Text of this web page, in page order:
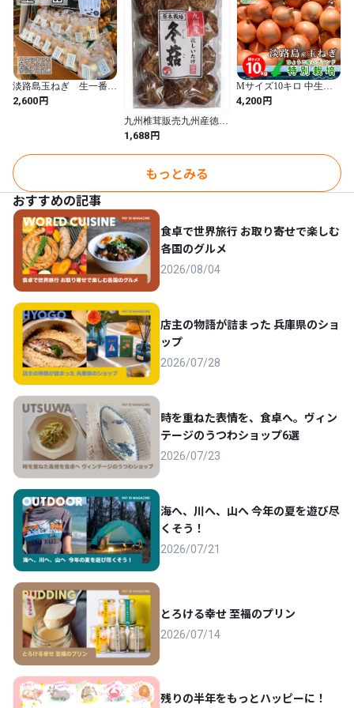
淡路島玉ねぎ 生一番
３kg 送料・税込み
2,600円
九州椎茸販売九州産徳用
どんこ椎茸 40g
1,688円
Mサイズ10キロ 中生品
種～晩生品種 淡路島た
まねぎ 特別栽培
4,200円
もっとみる
おすすめの記事
食卓で世界旅行 お取り寄せで楽しむ
各国のグルメ
2026/08/04
店主の物語が詰まった 兵庫県のショ
ップ
2026/07/28
時を重ねた表情を、食卓へ。ヴィン
テージのうつわショップ6選
2026/07/23
海へ、川へ、山へ 今年の夏を遊び尽
くそう！
2026/07/21
とろける幸せ 至福のプリン
2026/07/14
残りの半年をもっとハッピーに！